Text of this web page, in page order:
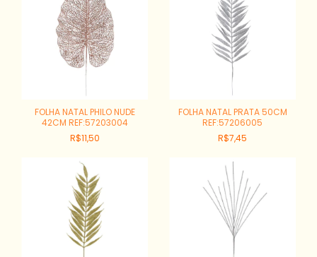
FOLHA NATAL PHILO NUDE
42CM REF:57203004
R$11,50
FOLHA NATAL PRATA 50CM
REF:57206005
R$7,45